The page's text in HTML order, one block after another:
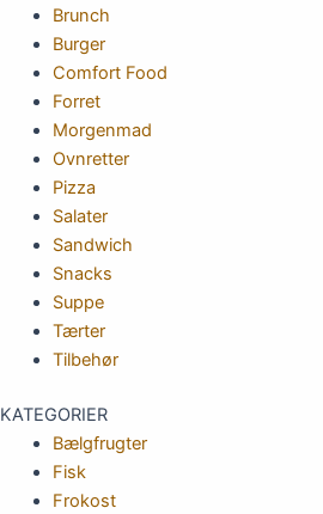
Brunch
Burger
Comfort Food
Forret
Morgenmad
Ovnretter
Pizza
Salater
Sandwich
Snacks
Suppe
Tærter
Tilbehør
KATEGORIER
Bælgfrugter
Fisk
Frokost